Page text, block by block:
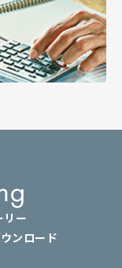
リー
ンロード